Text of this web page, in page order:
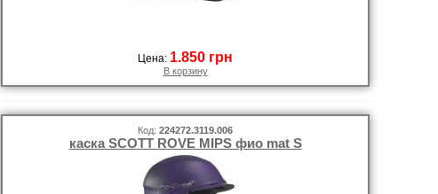
Цена: 1.850 грн
В корзину
Код: 224272.3119.006
каска SCOTT ROVE MIPS фио mat S